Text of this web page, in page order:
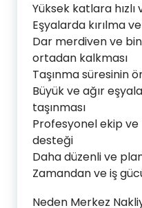
Yüksek katlara
Eşyalarda kırılma
Dar merdiven ve
ortadan kalkması
Taşınma süresinin
Büyük ve ağır
taşınması
Profesyonel ekip
desteği
Daha düzenli ve
Zamandan ve iş
Neden Merkez